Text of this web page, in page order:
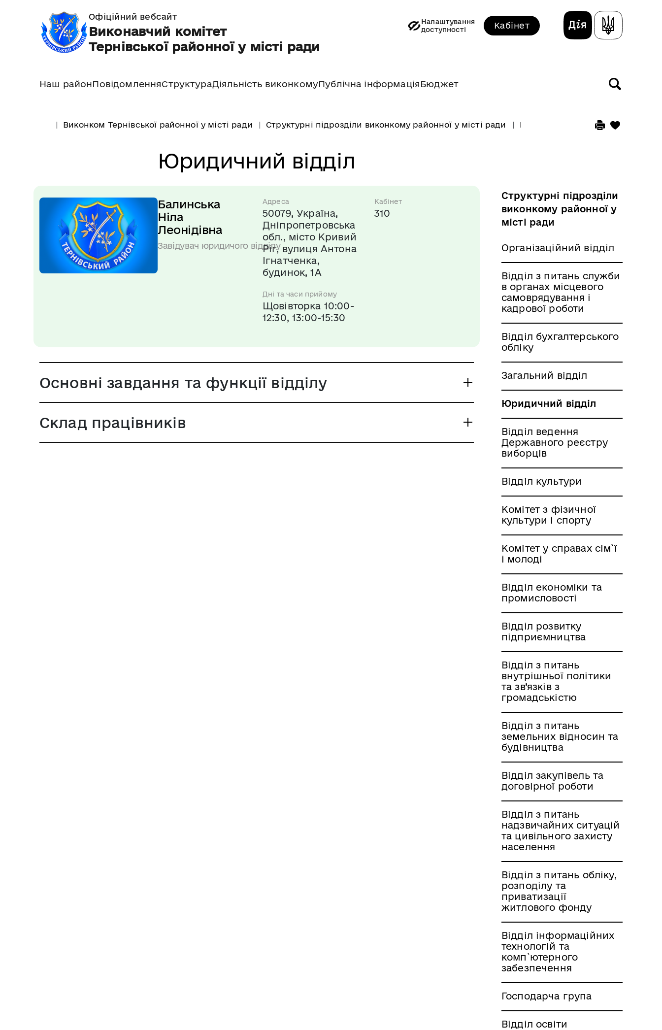
Офіційний вебсайт
Виконавчий комітет
Тернівської районної у місті ради
Налаштування
доступності
Кабінет
Наш районПовідомленняСтруктураДіяльність виконкомуПублічна інформація Бюджет
Виконком Тернівської районної у місті ради Структурні підрозділи виконкому районної у місті ради Юридичний відділ
Юридичний відділ
Балинська
Ніла
Леонідівна
Завідувач юридичого відділу
Адреса
50079, Україна,
Дніпропетровська
обл., місто Кривий
Ріг, вулиця Антона
Ігнатченка,
будинок, 1А
Кабінет
310
Дні та часи прийому
Щовівторка 10:00-
12:30, 13:00-15:30
Основні завдання та функції відділу
Склад працівників
Структурні підрозділи
виконкому районної у
місті ради
Організаційний відділ
Відділ з питань служби
в органах місцевого
самоврядування і
кадрової роботи
Відділ бухгалтерського
обліку
Загальний відділ
Юридичний відділ
Відділ ведення
Державного реєстру
виборців
Відділ культури
Комітет з фізичної
культури і спорту
Комітет у справах сім`ї
і молоді
Відділ економіки та
промисловості
Відділ розвитку
підприємництва
Відділ з питань
внутрішньої політики
та зв’язків з
громадськістю
Відділ з питань
земельних відносин та
будівництва
Відділ закупівель та
договірної роботи
Відділ з питань
надзвичайних ситуацій
та цивільного захисту
населення
Відділ з питань обліку,
розподілу та
приватизації
житлового фонду
Відділ інформаційних
технологій та
комп`ютерного
забезпечення
Господарча група
Відділ освіти